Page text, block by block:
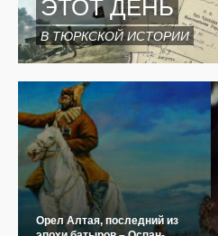
ЭТОТ ДЕНЬ
В ТЮРКСКОЙ ИСТОРИИ
Орел Алтая, последний из